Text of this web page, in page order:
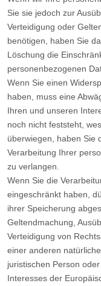
Sie sie jedoch zur
Verteidigung oder
benötigen, haben Sie
Löschung die
personenbezogenen
Wenn Sie einen
haben, muss eine
Ihren und unseren
noch nicht feststeht,
überwiegen, haben Sie
Verarbeitung Ihrer
zu verlangen.
Wenn Sie die
eingeschränkt haben,
ihrer Speicherung
Geltendmachung,
Verteidigung von
einer anderen
juristischen Person
Interesses der